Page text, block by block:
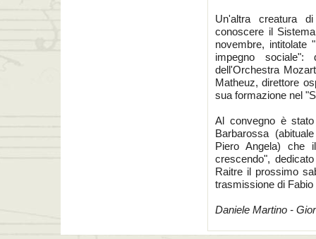
Un'altra creatura
conoscere il
novembre, intitolate
impegno sociale":
dell'Orchestra
Matheuz, direttore
sua formazione nel
Al convegno è
Barbarossa
Piero Angela) che
crescendo",
Raitre il prossimo
trasmissione di
Daniele Martino -